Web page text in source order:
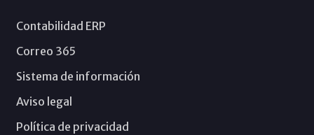
Contabilidad ERP
Correo 365
Sistema de información
Aviso legal
Política de privacidad